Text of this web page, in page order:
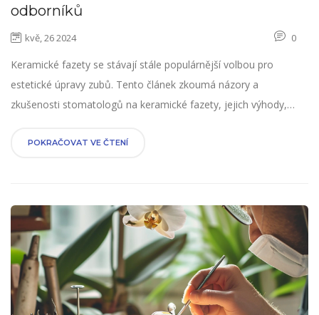
odborníků
kvě, 26 2024 0
Keramické fazety se stávají stále populárnější volbou pro
estetické úpravy zubů. Tento článek zkoumá názory a
zkušenosti stomatologů na keramické fazety, jejich výhody,
POKRAČOVAT VE ČTENÍ